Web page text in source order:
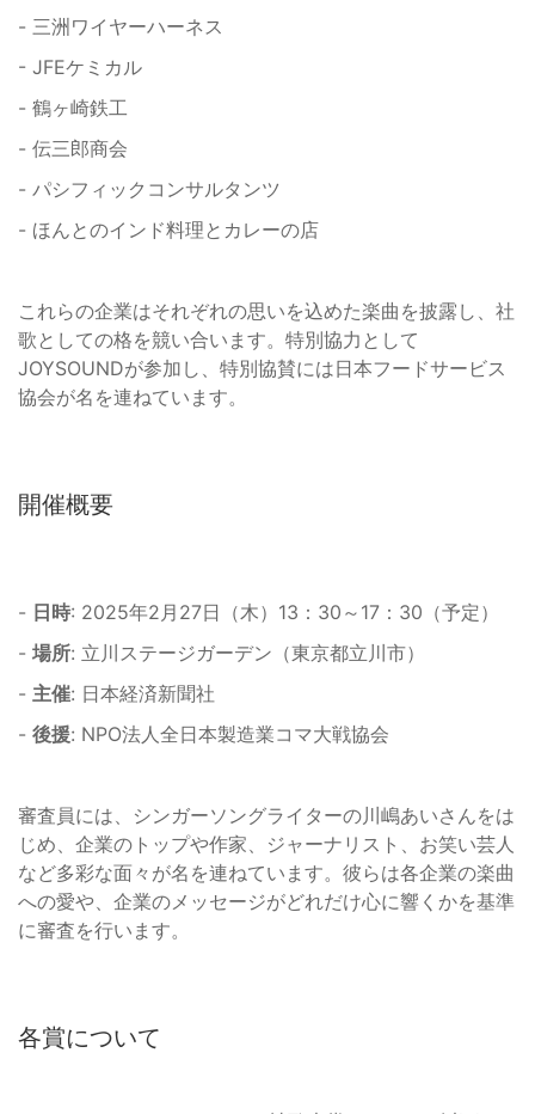
- 三洲ワイヤーハーネス
- JFEケミカル
- 鶴ヶ崎鉄工
- 伝三郎商会
- パシフィックコンサルタンツ
- ほんとのインド料理とカレーの店
これらの企業はそれぞれの思いを込めた楽曲を披露し、社
歌としての格を競い合います。特別協力として
JOYSOUNDが参加し、特別協賛には日本フードサービス
協会が名を連ねています。
開催概要
- 日時: 2025年2月27日（木）13：30～17：30（予定）
- 場所: 立川ステージガーデン（東京都立川市）
- 主催: 日本経済新聞社
- 後援: NPO法人全日本製造業コマ大戦協会
審査員には、シンガーソングライターの川嶋あいさんをは
じめ、企業のトップや作家、ジャーナリスト、お笑い芸人
など多彩な面々が名を連ねています。彼らは各企業の楽曲
への愛や、企業のメッセージがどれだけ心に響くかを基準
に審査を行います。
各賞について